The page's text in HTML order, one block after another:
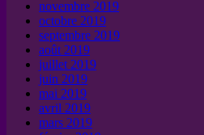
novembre 2019
octobre 2019
septembre 2019
août 2019
juillet 2019
juin 2019
mai 2019
avril 2019
mars 2019